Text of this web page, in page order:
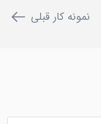
نمونه کار قبلی